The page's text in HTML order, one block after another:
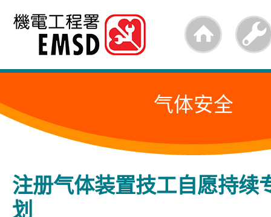
跳
内
的
始
气体安全
注册气体装置技工自愿持续
划